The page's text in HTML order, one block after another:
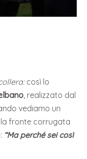
così lo
, realizzato dal
vediamo un
la fronte corrugata
“Ma perché sei così